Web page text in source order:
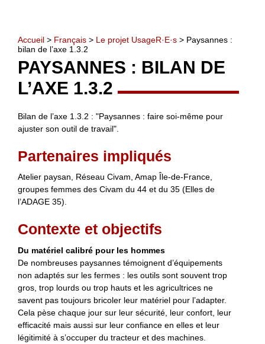
Accueil > Français > Le projet UsageR·E·s > Paysannes :
bilan de l’axe 1.3.2
PAYSANNES : BILAN DE
L’AXE 1.3.2
Bilan de l’axe 1.3.2 : "Paysannes : faire soi-même pour
ajuster son outil de travail".
Partenaires impliqués
Atelier paysan, Réseau Civam, Amap Île-de-France,
groupes femmes des Civam du 44 et du 35 (Elles de
l’ADAGE 35).
Contexte et objectifs
Du matériel calibré pour les hommes
De nombreuses paysannes témoignent d’équipements
non adaptés sur les fermes : les outils sont souvent trop
gros, trop lourds ou trop hauts et les agricultrices ne
savent pas toujours bricoler leur matériel pour l’adapter.
Cela pèse chaque jour sur leur sécurité, leur confort, leur
efficacité mais aussi sur leur confiance en elles et leur
légitimité à s’occuper du tracteur et des machines.